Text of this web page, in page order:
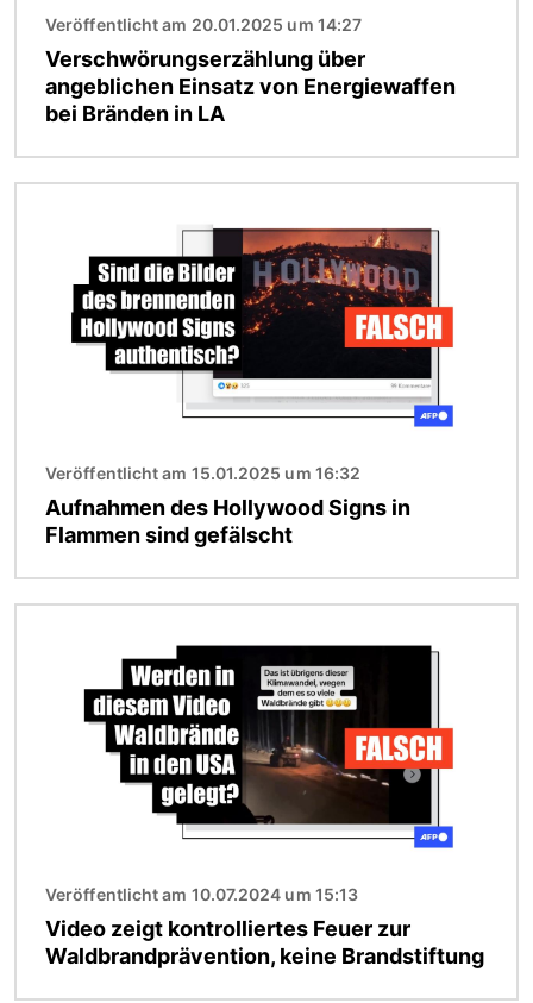
Veröffentlicht am 20.01.2025 um 14:27
Verschwörungserzählung über
angeblichen Einsatz von Energiewaffen
bei Bränden in LA
Veröffentlicht am 15.01.2025 um 16:32
Aufnahmen des Hollywood Signs in
Flammen sind gefälscht
Veröffentlicht am 10.07.2024 um 15:13
Video zeigt kontrolliertes Feuer zur
Waldbrandprävention, keine Brandstiftung